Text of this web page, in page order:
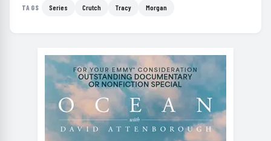
TAGS Series Crutch Tracy Morgan